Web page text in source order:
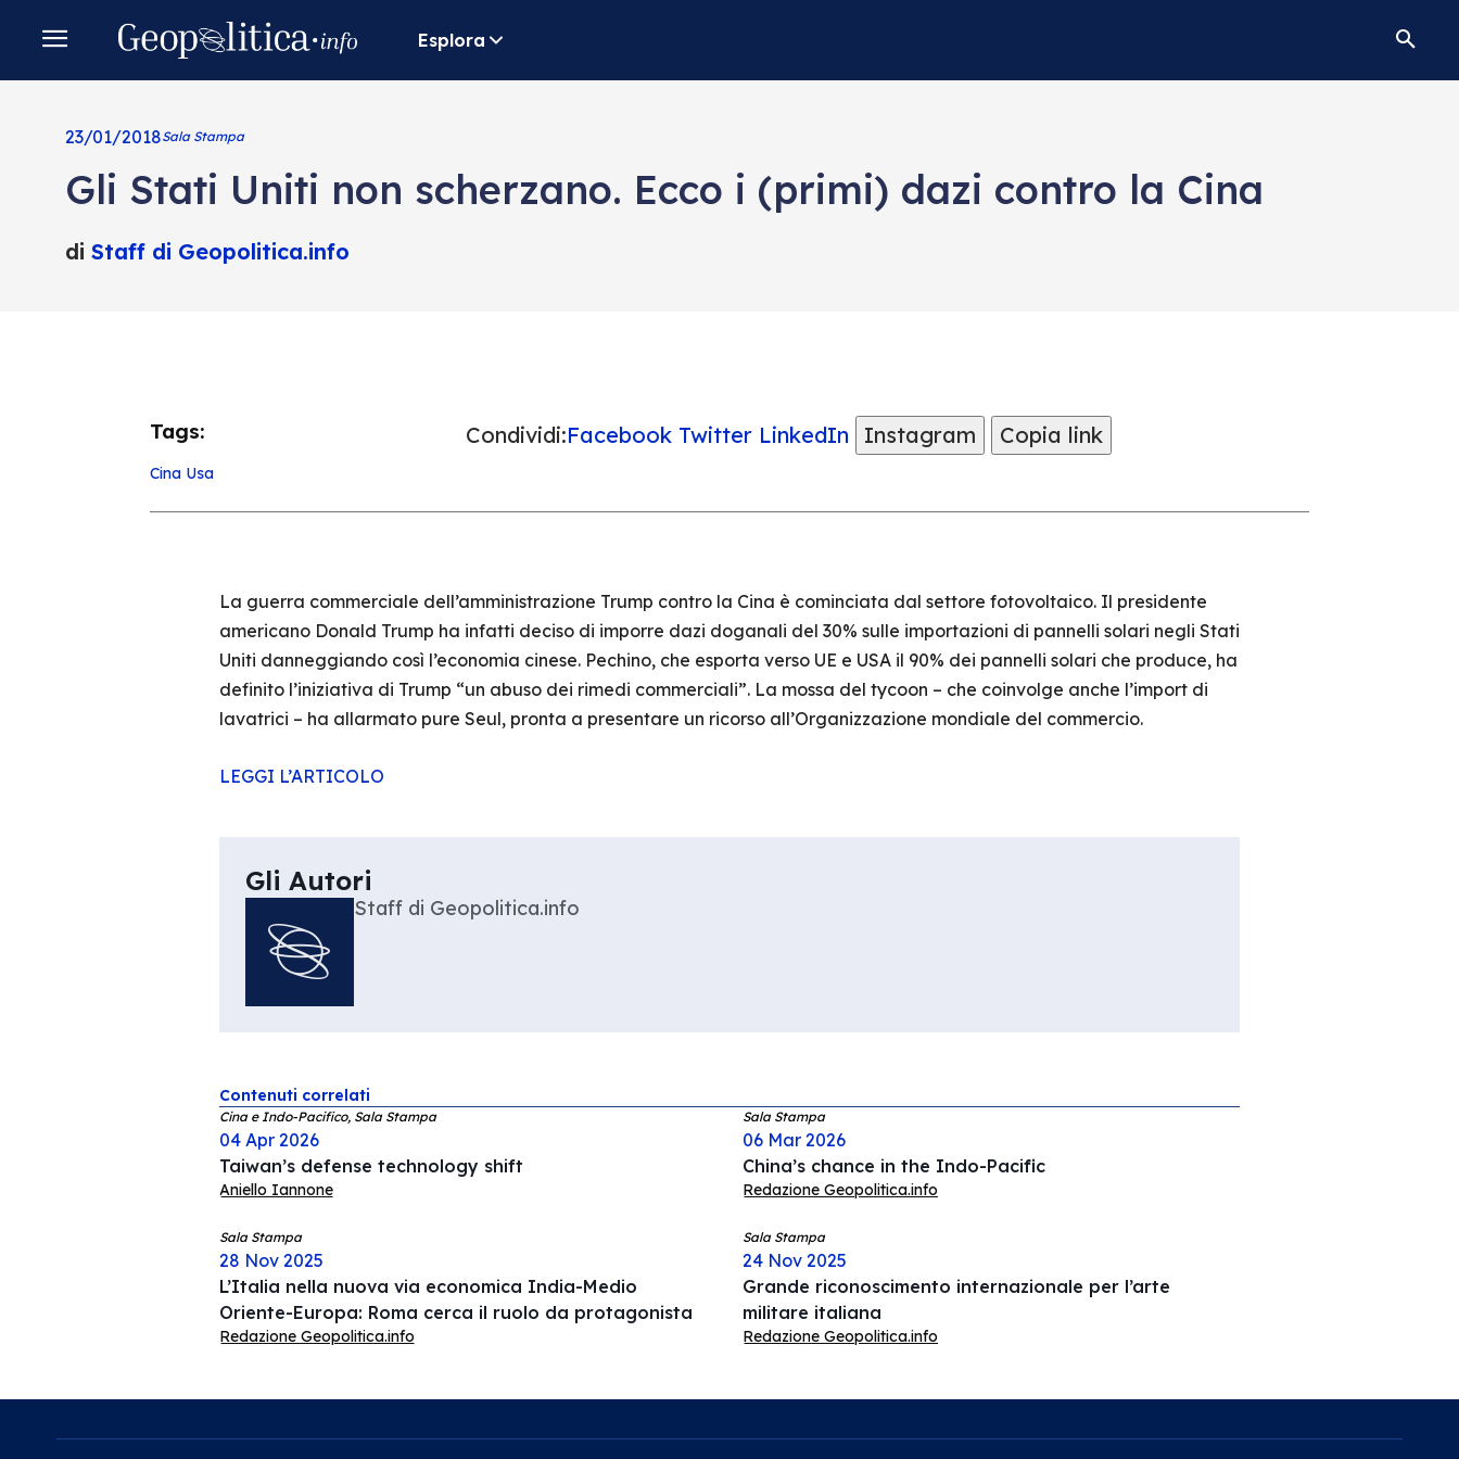
Esplora
23/01/2018Sala Stampa
Gli Stati Uniti non scherzano. Ecco i (primi) dazi contro la Cina
di Staff di Geopolitica.info
Tags:
Cina Usa
Condividi:Facebook Twitter LinkedIn Instagram Copia link
La guerra commerciale dell’amministrazione Trump contro la Cina è cominciata dal settore fotovoltaico. Il presidente
americano Donald Trump ha infatti deciso di imporre dazi doganali del 30% sulle importazioni di pannelli solari negli Stati
Uniti danneggiando così l’economia cinese. Pechino, che esporta verso UE e USA il 90% dei pannelli solari che produce, ha
definito l’iniziativa di Trump “un abuso dei rimedi commerciali”. La mossa del tycoon – che coinvolge anche l’import di
lavatrici – ha allarmato pure Seul, pronta a presentare un ricorso all’Organizzazione mondiale del commercio.
LEGGI L’ARTICOLO
Gli Autori
Staff di Geopolitica.info
Contenuti correlati
Cina e Indo-Pacifico, Sala Stampa
04 Apr 2026
Taiwan’s defense technology shift
Aniello Iannone
Sala Stampa
06 Mar 2026
China’s chance in the Indo-Pacific
Redazione Geopolitica.info
Sala Stampa
28 Nov 2025
L’Italia nella nuova via economica India-Medio
Oriente-Europa: Roma cerca il ruolo da protagonista
Redazione Geopolitica.info
Sala Stampa
24 Nov 2025
Grande riconoscimento internazionale per l’arte
militare italiana
Redazione Geopolitica.info